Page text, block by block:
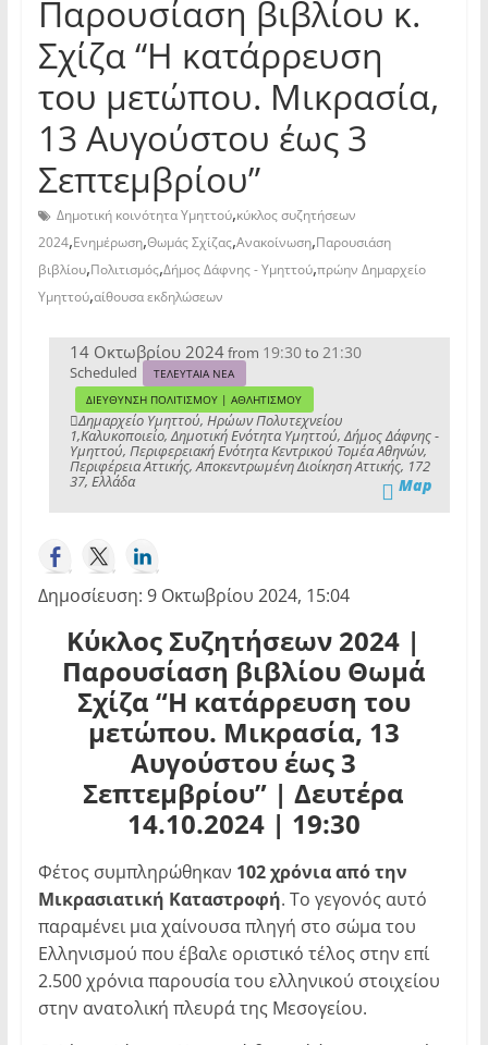
Παρουσίαση βιβλίου κ.
Σχίζα “Η κατάρρευση
του μετώπου. Μικρασία,
13 Αυγούστου έως 3
Σεπτεμβρίου”
Δημοτική κοινότητα Υμηττού,κύκλος συζητήσεων
2024,Ενημέρωση,Θωμάς Σχίζας,Ανακοίνωση,Παρουσιάση
βιβλίου,Πολιτισμός,Δήμος Δάφνης - Υμηττού,πρώην Δημαρχείο
Υμηττού,αίθουσα εκδηλώσεων
14 Οκτωβρίου 2024from 19:30to 21:30
Scheduled
ΤΕΛΕΥΤΑΙΑ ΝΕΑ
ΔΙΕΥΘΥΝΣΗ ΠΟΛΙΤΙΣΜΟΥ | ΑΘΛΗΤΙΣΜΟΥ
Δημαρχείο Υμηττού, Ηρώων Πολυτεχνείου
1,Καλυκοποιείο, Δημοτική Ενότητα Υμηττού, Δήμος Δάφνης -
Υμηττού, Περιφερειακή Ενότητα Κεντρικού Τομέα Αθηνών,
Περιφέρεια Αττικής, Αποκεντρωμένη Διοίκηση Αττικής, 172
37, Ελλάδα Map
Δημοσίευση: 9 Οκτωβρίου 2024, 15:04
Κύκλος Συζητήσεων 2024 |
Παρουσίαση βιβλίου Θωμά
Σχίζα “Η κατάρρευση του
μετώπου. Μικρασία, 13
Αυγούστου έως 3
Σεπτεμβρίου” | Δευτέρα
14.10.2024 | 19:30
Φέτος συμπληρώθηκαν 102 χρόνια από την
Μικρασιατική Καταστροφή. Το γεγονός αυτό
παραμένει μια χαίνουσα πληγή στο σώμα του
Ελληνισμού που έβαλε οριστικό τέλος στην επί
2.500 χρόνια παρουσία του ελληνικού στοιχείου
στην ανατολική πλευρά της Μεσογείου.